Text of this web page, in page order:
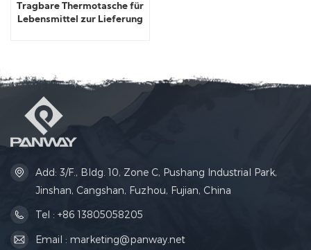
Tragbare Thermotasche für
Lebensmittel zur Lieferung
Add: 3/F., Bldg. 10, Zone C, Pushang Industrial Park,
Jinshan, Cangshan, Fuzhou, Fujian, China
Tel : +86 13805058205
Email : marketing@panway.net